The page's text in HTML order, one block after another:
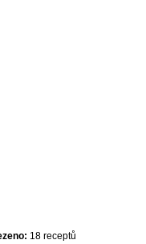
18 receptů